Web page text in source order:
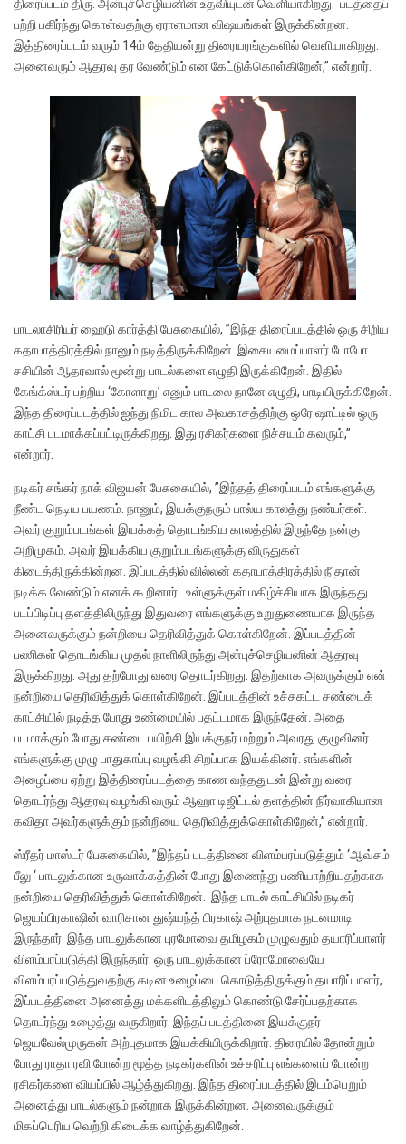
திரைப்படம் திரு. அன்புச்செழியனின் உதவியுடன் வெளியாகிறது. படத்தைப்
பற்றி பகிர்ந்து கொள்வதற்கு ஏராளமான விஷயங்கள் இருக்கின்றன.
இத்திரைப்படம் வரும் 14ம் தேதியன்று திரையரங்குகளில் வெளியாகிறது.
அனைவரும் ஆதரவு தர வேண்டும் என கேட்டுக்கொள்கிறேன்,” என்றார்.
பாடலாசிரியர் ஹைடு கார்த்தி பேசுகையில், ”இந்த திரைப்படத்தில் ஒரு சிறிய
கதாபாத்திரத்தில் நானும் நடித்திருக்கிறேன். இசையமைப்பாளர் போபோ
சசியின் ஆதரவால் மூன்று பாடல்களை எழுதி இருக்கிறேன். இதில்
கேங்க்ஸ்டர் பற்றிய ‘கோளாறு’ எனும் பாடலை நானே எழுதி, பாடியிருக்கிறேன்.
இந்த திரைப்படத்தில் ஐந்து நிமிட கால அவகாசத்திற்கு ஒரே ஷாட்டில் ஒரு
காட்சி படமாக்கப்பட்டிருக்கிறது. இது ரசிகர்களை நிச்சயம் கவரும்,”
என்றார்.
நடிகர் சங்கர் நாக் விஜயன் பேசுகையில், ”இந்தத் திரைப்படம் எங்களுக்கு
நீண்ட நெடிய பயணம். நானும், இயக்குநரும் பால்ய காலத்து நண்பர்கள்.
அவர் குறும்படங்கள் இயக்கத் தொடங்கிய காலத்தில் இருந்தே நன்கு
அறிமுகம். அவர் இயக்கிய குறும்படங்களுக்கு விருதுகள்
கிடைத்திருக்கின்றன. இப்படத்தில் வில்லன் கதாபாத்திரத்தில் நீ தான்
நடிக்க வேண்டும் எனக் கூறினார். உள்ளுக்குள் மகிழ்ச்சியாக இருந்தது.
படப்பிடிப்பு தளத்திலிருந்து இதுவரை எங்களுக்கு உறுதுணையாக இருந்த
அனைவருக்கும் நன்றியை தெரிவித்துக் கொள்கிறேன். இப்படத்தின்
பணிகள் தொடங்கிய முதல் நாளிலிருந்து அன்புச்செழியனின் ஆதரவு
இருக்கிறது. அது தற்போது வரை தொடர்கிறது. இதற்காக அவருக்கும் என்
நன்றியை தெரிவித்துக் கொள்கிறேன். இப்படத்தின் உச்சகட்ட சண்டைக்
காட்சியில் நடித்த போது உண்மையில் பதட்டமாக இருந்தேன். அதை
படமாக்கும் போது சண்டை பயிற்சி இயக்குநர் மற்றும் அவரது குழுவினர்
எங்களுக்கு முழு பாதுகாப்பு வழங்கி சிறப்பாக இயக்கினர். எங்களின்
அழைப்பை ஏற்று இத்திரைப்படத்தை காண வந்ததுடன் இன்று வரை
தொடர்ந்து ஆதரவு வழங்கி வரும் ஆஹா டிஜிட்டல் தளத்தின் நிர்வாகியான
கவிதா அவர்களுக்கும் நன்றியை தெரிவித்துக்கொள்கிறேன்,” என்றார்.
ஸ்ரீதர் மாஸ்டர் பேசுகையில், ”இந்தப் படத்தினை விளம்பரப்படுத்தும் ‘ஆவ்சம்
பீலு ‘ பாடலுக்கான உருவாக்கத்தின் போது இணைந்து பணியாற்றியதற்காக
நன்றியை தெரிவித்துக் கொள்கிறேன். இந்த பாடல் காட்சியில் நடிகர்
ஜெயப்பிரகாஷின் வாரிசான துஷ்யந்த் பிரகாஷ் அற்புதமாக நடனமாடி
இருந்தார். இந்த பாடலுக்கான புரமோவை தமிழகம் முழுவதும் தயாரிப்பாளர்
விளம்பரப்படுத்தி இருந்தார். ஒரு பாடலுக்கான ப்ரோமோவையே
விளம்பரப்படுத்துவதற்கு கடின உழைப்பை கொடுத்திருக்கும் தயாரிப்பாளர்,
இப்படத்தினை அனைத்து மக்களிடத்திலும் கொண்டு சேர்ப்பதற்காக
தொடர்ந்து உழைத்து வருகிறார். இந்தப் படத்தினை இயக்குநர்
ஜெயவேல்முருகன் அற்புதமாக இயக்கியிருக்கிறார். திரையில் தோன்றும்
போது ராதா ரவி போன்ற மூத்த நடிகர்களின் உச்சரிப்பு எங்களைப் போன்ற
ரசிகர்களை வியப்பில் ஆழ்த்துகிறது. இந்த திரைப்படத்தில் இடம்பெறும்
அனைத்து பாடல்களும் நன்றாக இருக்கின்றன. அனைவருக்கும்
மிகப்பெரிய வெற்றி கிடைக்க வாழ்த்துகிறேன்.